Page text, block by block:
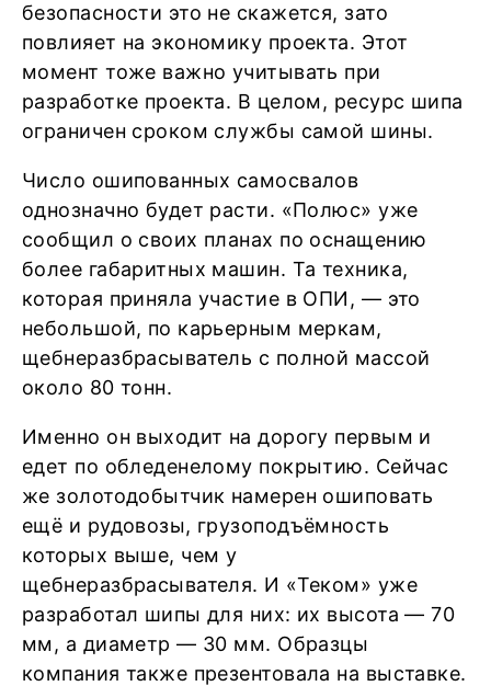
безопасности это не скажется, зато
повлияет на экономику проекта. Этот
момент тоже важно учитывать при
разработке проекта. В целом, ресурс шипа
ограничен сроком службы самой шины.
Число ошипованных самосвалов
однозначно будет расти. «Полюс» уже
сообщил о своих планах по оснащению
более габаритных машин. Та техника,
которая приняла участие в ОПИ, — это
небольшой, по карьерным меркам,
щебнеразбрасыватель с полной массой
около 80 тонн.
Именно он выходит на дорогу первым и
едет по обледенелому покрытию. Сейчас
же золотодобытчик намерен ошиповать
ещё и рудовозы, грузоподъёмность
которых выше, чем у
щебнеразбрасывателя. И «Теком» уже
разработал шипы для них: их высота — 70
мм, а диаметр — 30 мм. Образцы
компания также презентовала на выставке.